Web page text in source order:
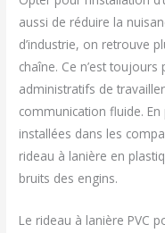
aussi de réduire la
d’industrie, on retrouve
chaîne. Ce n’est
administratifs de
communication fluide.
installées dans les
rideau à lanière en
bruits des engins.
Le rideau à lanière PVC